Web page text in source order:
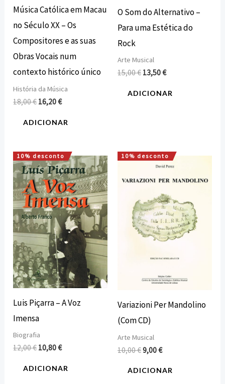
Música Católica em Macau
no Século XX – Os
Compositores e as suas
Obras Vocais num
contexto histórico único
História da Música
18,00€ 16,20€
ADICIONAR
O Som do Alternativo –
Para uma Estética do
Rock
Arte Musical
15,00€ 13,50€
ADICIONAR
10% desconto
Luis Piçarra – A Voz
Imensa
Biografia
12,00€
O
preço
original
era:
12,00 €.
10,80€
O
preço
atual
é:
10,80 €.
ADICIONAR
10% desconto
Variazioni Per Mandolino
(Com CD)
Arte Musical
10,00€
O
preço
original
10,00 €.
9,00€
O
preço
atual
9,00 €.
ADICIONAR